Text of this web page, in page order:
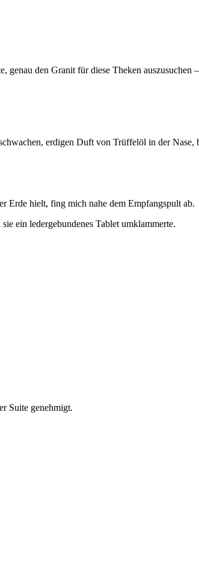
den Granit für diese Theken
erdigen Duft von Trüffelöl in der
Erde hielt, fing mich nahe dem Empfangspult ab.
ein ledergebundenes Tablet umklammerte.
Suite genehmigt.